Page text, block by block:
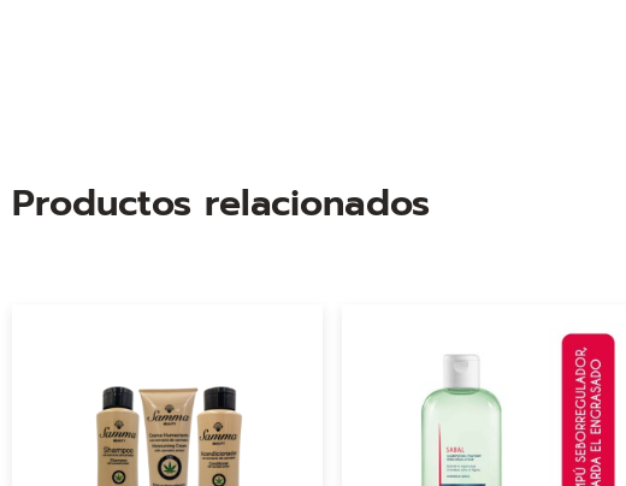
Productos relacionados